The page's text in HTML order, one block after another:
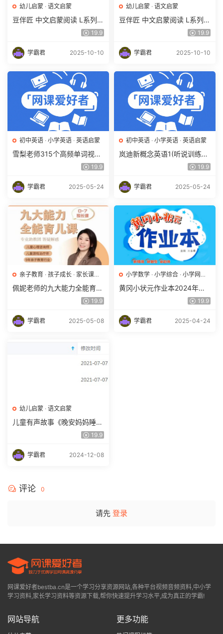
幼儿启蒙 · 语文启蒙
豆伴匠 中文启蒙阅读 L系列秋
季视频课100讲 百度网盘下载
19.9
学霸君 2025-10-10
幼儿启蒙 · 语文启蒙
豆伴匠 中文启蒙阅读 L系列冬
季视频课100讲 百度网盘下载
19.9
学霸君 2025-10-10
初中英语 · 小学英语 · 英语启蒙
雪梨老师315个高频单词视频
讲解课(80节)百度网盘下载19.9
学霸君 2025-05-24
初中英语 · 小学英语 · 英语启蒙
岚迪新概念英语1(听说训练72
节+150节语法课)百度网盘下
19.9
学霸君 2025-05-24
亲子教育 · 孩子成长 · 家长课堂
幼儿启蒙 · 素质教育
佩妮老师的九大能力全能育儿
课（0~7岁孩子家族）百度网
19.9
学霸君 2025-05-08
小学数学 · 小学综合 · 小学网课
小学英语· 小学语文 · 幼儿启蒙
黄冈小状元作业本2024年春
19.9
学霸君 2025-04-24
幼儿启蒙 · 语文启蒙
儿童有声故事《晚安妈妈睡前
故事》604集完整版 mp3音
盘下载
19.9
学霸君 2024-12-08
评论 0
请先 登录
网课爱好者bestba.cn是一个学习分享资源网站,各种平台视频音频资料,中小学
学习资料,家长学习资料等资源下载,帮你快速提升学习水平,成为真正的学霸!
网站导航 更多功能